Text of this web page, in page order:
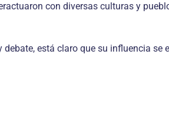
con diversas culturas y
está claro que su influencia se